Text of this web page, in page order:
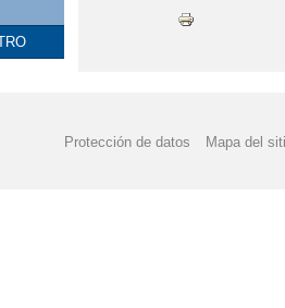
Protección de datos Mapa del